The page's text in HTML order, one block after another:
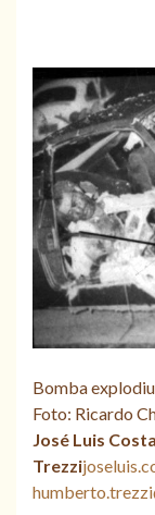
Bomba
Foto: Ricardo
José Luis
Trezzi